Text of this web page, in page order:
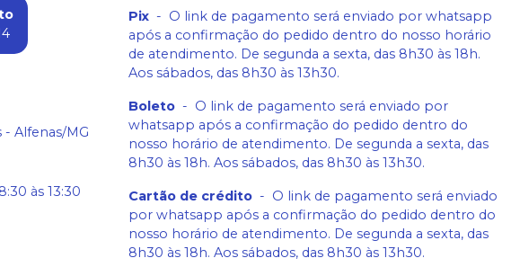
- Alfenas/MG
às 13:30
Pix - O link de pagamento será enviado por whatsapp
após a confirmação do pedido dentro do nosso horário
de atendimento. De segunda a sexta, das 8h30 às 18h.
Aos sábados, das 8h30 às 13h30.
Boleto - O link de pagamento será enviado por
whatsapp após a confirmação do pedido dentro do
nosso horário de atendimento. De segunda a sexta, das
8h30 às 18h. Aos sábados, das 8h30 às 13h30.
Cartão de crédito - O link de pagamento será enviado
por whatsapp após a confirmação do pedido dentro do
nosso horário de atendimento. De segunda a sexta, das
8h30 às 18h. Aos sábados, das 8h30 às 13h30.